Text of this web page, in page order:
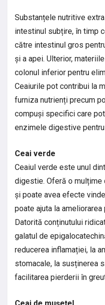
Substanțele nutritive
intestinul subțire, în timp
către intestinul gros
și a apei. Ulterior,
colonul inferior pentru
Ceaiurile pot contribui la
furniza nutrienți precum
compuși specifici care
enzimele digestive
Ceai verde
Ceaiul verde este unul
digestie. Oferă o
și poate avea efecte
poate ajuta la
Datorită conținutului
galatul de
reducerea inflamației, la
stomacale, la susținerea
facilitarea pierderii în